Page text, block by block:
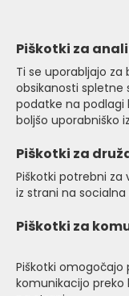
Piškotki za
Ti se uporabljajo za
obsikanosti spletne
podatke na podlagi
boljšo uporabniško
Piškotki za
Piškotki potrebni za
iz strani na socialna
Piškotki za
Piškotki omogočajo
komunikacijo preko